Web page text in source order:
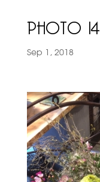
PHOTO 14
Sep 1, 2018